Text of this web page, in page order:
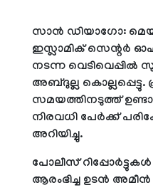
സാന്‍ ഡിയാഗോ: മെയ്
ഇസ്ലാമിക് സെന്റര്‍
നടന്ന
അബ്ദുല്ല കൊല്ലപ്പെട്ടു.
സമയത്തിനടുത്ത്
നിരവധി പേര്‍ക്ക്
അറിയിച്ചു.
പോലീസ്
ആരംഭിച്ച ഉടന്‍